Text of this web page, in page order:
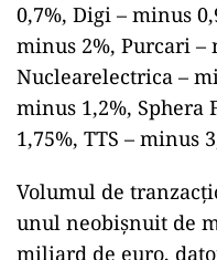
0,7%, Digi – minus
minus 2%, Purcari –
Nuclearelectrica –
minus 1,2%, Sphera
1,75%, TTS – minus
Volumul de
unul neobişnuit de
miliard de euro,